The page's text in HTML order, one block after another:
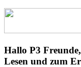
Hallo P3
Lesen und zum